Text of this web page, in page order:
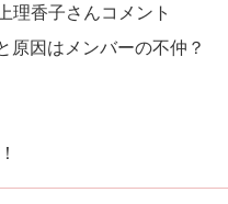
理香子さんコメント
原因はメンバーの不仲？